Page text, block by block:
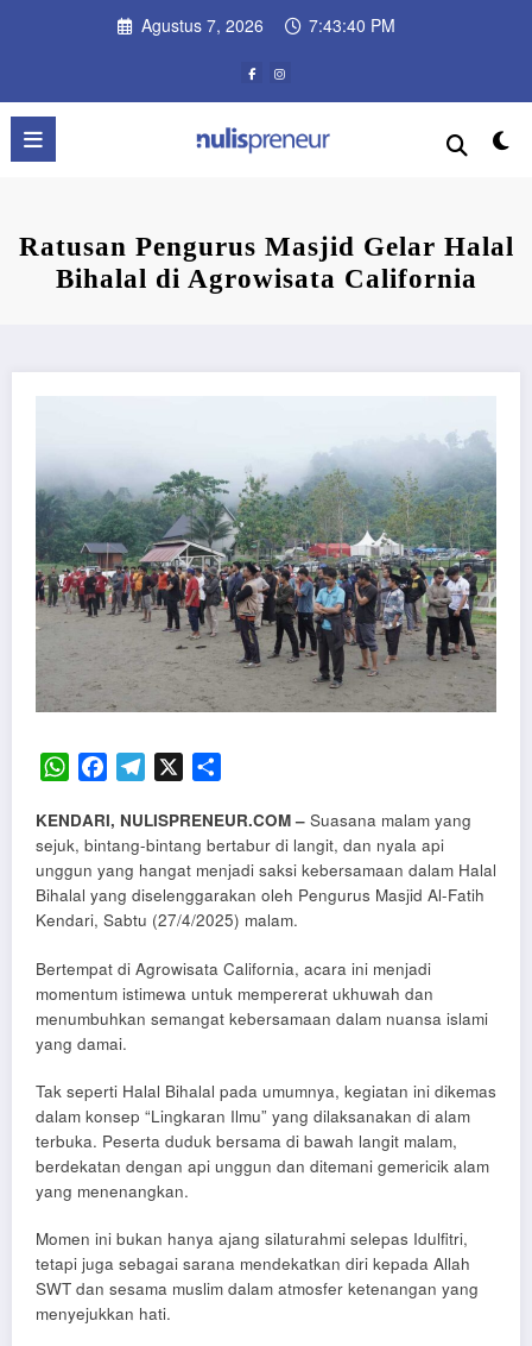
Agustus 7, 2026 7:43:41 PM
Ratusan Pengurus Masjid Gelar Halal
Bihalal di Agrowisata California
WhatsAppFacebookTelegram
KENDARI, NULISPRENEUR.COM – Suasana malam yang
sejuk, bintang-bintang bertabur di langit, dan nyala api
unggun yang hangat menjadi saksi kebersamaan dalam Halal
Bihalal yang diselenggarakan oleh Pengurus Masjid Al-Fatih
Kendari, Sabtu (27/4/2025) malam.
Bertempat di Agrowisata California, acara ini menjadi
momentum istimewa untuk mempererat ukhuwah dan
menumbuhkan semangat kebersamaan dalam nuansa islami
yang damai.
Tak seperti Halal Bihalal pada umumnya, kegiatan ini dikemas
dalam konsep “Lingkaran Ilmu” yang dilaksanakan di alam
terbuka. Peserta duduk bersama di bawah langit malam,
berdekatan dengan api unggun dan ditemani gemericik alam
yang menenangkan.
Momen ini bukan hanya ajang silaturahmi selepas Idulfitri,
tetapi juga sebagai sarana mendekatkan diri kepada Allah
SWT dan sesama muslim dalam atmosfer ketenangan yang
menyejukkan hati.